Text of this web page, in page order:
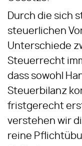
Durch die sich
steuerlichen
Unterschiede
Steuerrecht
dass sowohl
Steuerbilanz
fristgerecht
verstehen wir
reine